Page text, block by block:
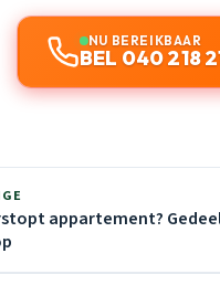
NU BEREIKBAAR
BEL 040 218
appartement?